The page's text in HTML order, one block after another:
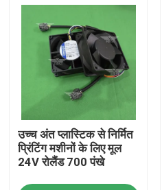
उत्पादों
हमारे बारे में
गुणवत्ता नियंत्रण
उच्च अंत प्लास्टिक से निर्मित
प्रिंटिंग मशीनों के लिए मूल
24V रोलैंड 700 पंखे